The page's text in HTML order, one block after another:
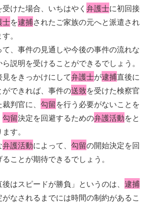
けた場合、いちはやく弁護士に初回接
士を逮捕されたご家族の元へと派遣され
。
、事件の見通しや今後の事件の流れな
ら説明を受けることができるでしょう。
をきっかけにして弁護士が逮捕直後に
できれば、事件の送致を受けた検察官
裁判官に、勾留を行う必要がないことを
勾留決定を回避するための弁護活動をと
す。
弁護活動によって、勾留の開始決定を回
ことが期待できるでしょう。
後はスピードが勝負」というのは、逮捕
なされるまでには時間の制約があるこ